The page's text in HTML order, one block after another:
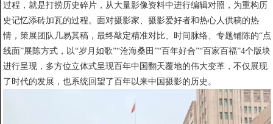
过程，就是打捞历史碎片，从大量影像资料中进行编辑对照，为重构历
史记忆添砖加瓦的过程。面对摄影家、摄影爱好者和热心人供稿的热
情，策展团队几易其稿，最终敲定精准对比、时间脉络、专题铺陈的“点
线面”展陈方式，以“岁月如歌”“沧海桑田”“百年好合”“百家百福”4个版块
进行呈现，多方位立体式呈现百年中国翻天覆地的伟大变革，不仅展现
了时代的发展，也系统回望了百年以来中国摄影的历史。